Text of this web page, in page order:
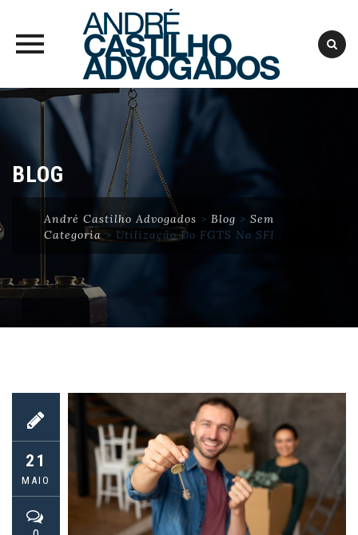
Skip
BLOG
André Castilho Advogados > Blog > Sem
Categoria > Utilização Do FGTS No SFI
21
MAIO